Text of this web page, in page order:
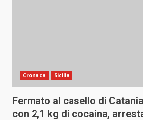
Cronaca Sicilia
Fermato al casello di
con 2,1 kg di cocaina,